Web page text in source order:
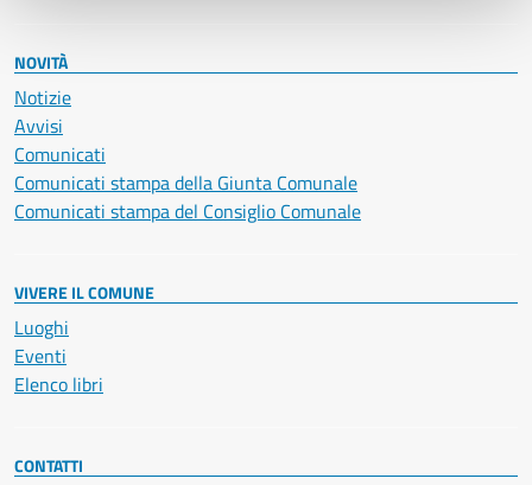
NOVITÀ
Notizie
Avvisi
Comunicati
Comunicati stampa della Giunta Comunale
Comunicati stampa del Consiglio Comunale
VIVERE IL COMUNE
Luoghi
Eventi
Elenco libri
CONTATTI